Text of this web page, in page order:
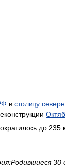
в столицу
до 235
30